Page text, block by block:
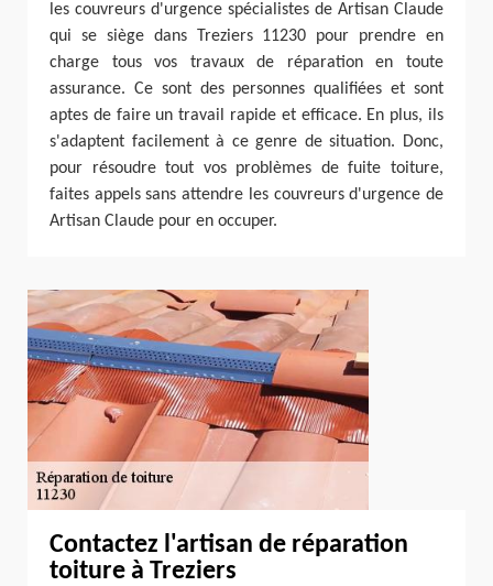
les couvreurs d'urgence spécialistes de Artisan Claude
qui se siège dans Treziers 11230 pour prendre en
charge tous vos travaux de réparation en toute
assurance. Ce sont des personnes qualifiées et sont
aptes de faire un travail rapide et efficace. En plus, ils
s'adaptent facilement à ce genre de situation. Donc,
pour résoudre tout vos problèmes de fuite toiture,
faites appels sans attendre les couvreurs d'urgence de
Artisan Claude pour en occuper.
Contactez l'artisan de réparation
toiture à Treziers